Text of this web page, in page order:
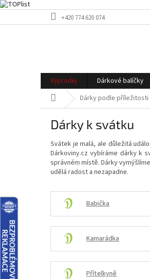
na
+420 774 620 074
Výprodej Dárkové balíčky
Domů Dárky podle příležitosti
Dárky k svátku
Svátek je malá, ale důležitá
Dárkoviny.cz vybíráme dárky k
správném místě. Dárky
udělá radost a nezapadne.
Babička
Kamarádka
Přítelkyně